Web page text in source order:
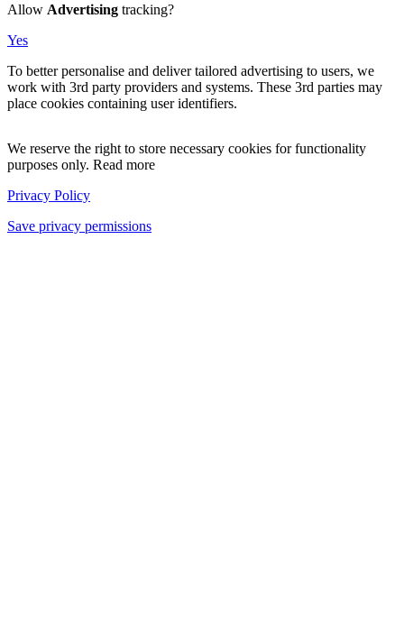
Allow Advertising tracking?
Yes
To better personalise and deliver tailored advertising to users, we
work with 3rd party providers and systems. These 3rd parties may
place cookies containing user identifiers.
We reserve the right to store necessary cookies for functionality
purposes only. Read more
Privacy Policy
Save privacy permissions